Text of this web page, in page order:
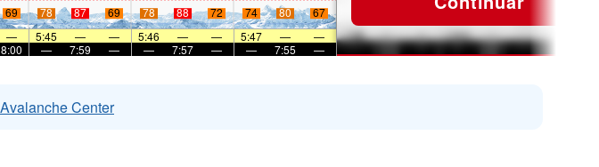
69 78 87 69 78 88 72 74 80
67
— 5:45 — — 5:46 — — 5:47 —
—
8:00 — 7:59 — — 7:57 — — 7:55 —
Center